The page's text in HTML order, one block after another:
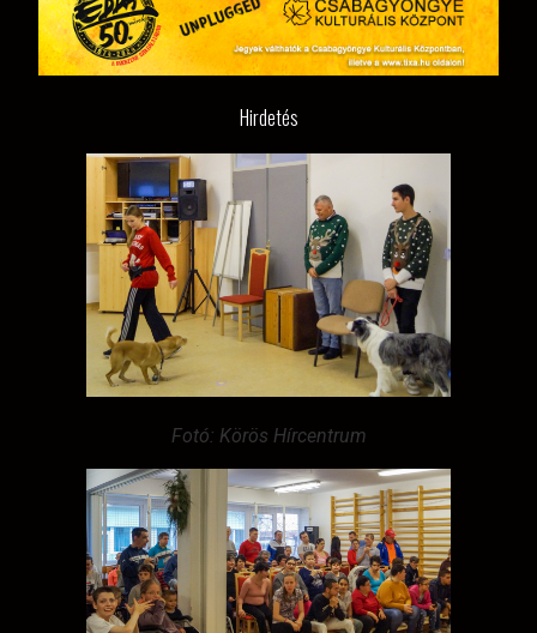
Hirdetés
Fotó: Körös Hírcentrum